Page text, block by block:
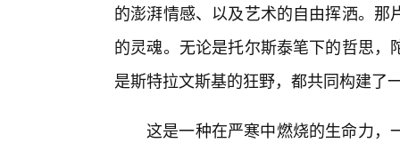
的澎湃情感、以及艺术的自由挥洒。
的灵魂。无论是托尔斯泰笔下的哲思
是斯特拉文斯基的狂野，都共同构建了
这是一种在严寒中燃烧的生命力，